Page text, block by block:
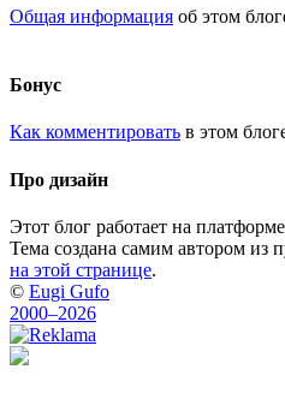
Общая информация об этом
Бонус
Как комментировать в этом
Про дизайн
Этот блог работает на
Тема создана самим автором из
на этой странице.
© Eugi Gufo
2000–2026